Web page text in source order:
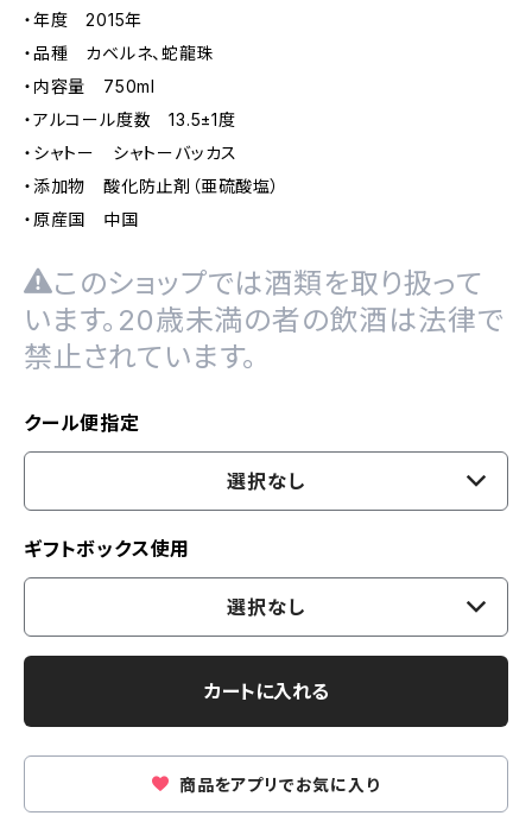
・年度 2015年
・品種 カベルネ、蛇龍珠
・内容量 750ml
・アルコール度数 13.5±1度
・シャトー シャトーバッカス
・添加物 酸化防止剤（亜硫酸塩）
・原産国 中国
このショップでは酒類を取り扱って
います。20歳未満の者の飲酒は法律で
禁止されています。
クール便指定
選択なし
ギフトボックス使用
選択なし
カートに入れる
商品をアプリでお気に入り